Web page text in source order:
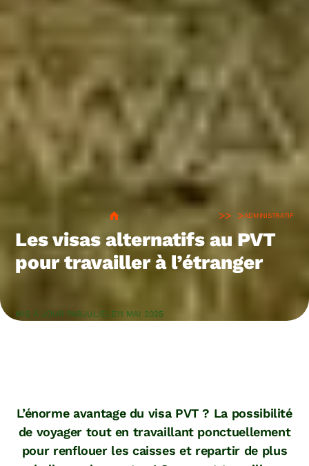
> ADMINISTRATIF
Les visas alternatifs au PVT
pour travailler à l’étranger
MIS À JOUR PARJULIELE11 MAI 2025
L’énorme avantage du visa PVT ? La possibilité
de voyager tout en travaillant ponctuellement
pour renflouer les caisses et repartir de plus